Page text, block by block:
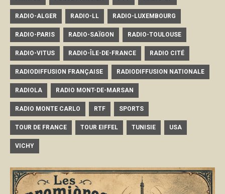
RADIO-ALGER RADIO-LL RADIO-LUXEMBOURG
RADIO-PARIS RADIO-SAÏGON RADIO-TOULOUSE
RADIO-VITUS RADIO-ÎLE-DE-FRANCE RADIO CITÉ
RADIODIFFUSION FRANÇAISE RADIODIFFUSION NATIONALE
RADIOLA RADIO MONT-DE-MARSAN
RADIO MONTE CARLO RTF SPORTS
TOUR DE FRANCE TOUR EIFFEL TUNISIE USA
VICHY